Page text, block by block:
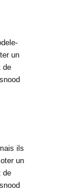
un
de
ils
un
de